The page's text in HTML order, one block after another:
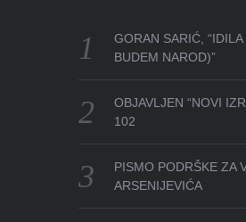
GORAN SARIĆ,
BUDEM NAROD)”
OBJAVLJEN “NOVI
102
PISMO PODRŠKE ZA
ARSENIJEVIĆA